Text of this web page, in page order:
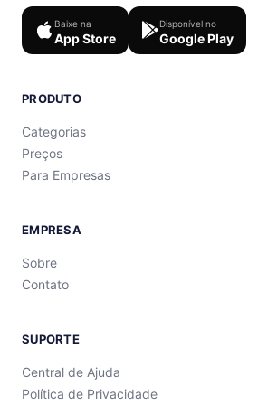
Baixe na
App Store
Disponível no
Google Play
PRODUTO
Categorias
Preços
Para Empresas
EMPRESA
Sobre
Contato
SUPORTE
Central de Ajuda
Política de Privacidade